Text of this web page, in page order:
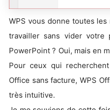
WPS vous donne toutes
travailler sans vider votre
PowerPoint ? Oui, mais en
Pour ceux qui
Office sans facture, WPS
très intuitive.